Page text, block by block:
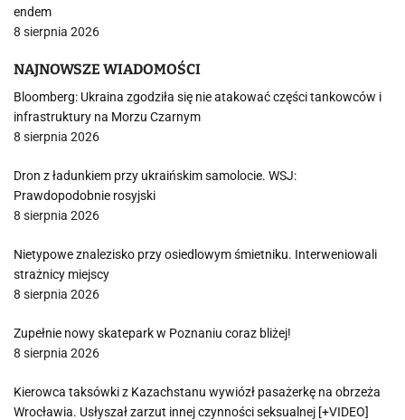
endem
8 sierpnia 2026
NAJNOWSZE WIADOMOŚCI
Bloomberg: Ukraina zgodziła się nie atakować części tankowców i
infrastruktury na Morzu Czarnym
8 sierpnia 2026
Dron z ładunkiem przy ukraińskim samolocie. WSJ:
Prawdopodobnie rosyjski
8 sierpnia 2026
Nietypowe znalezisko przy osiedlowym śmietniku. Interweniowali
strażnicy miejscy
8 sierpnia 2026
Zupełnie nowy skatepark w Poznaniu coraz bliżej!
8 sierpnia 2026
Kierowca taksówki z Kazachstanu wywiózł pasażerkę na obrzeża
Wrocławia. Usłyszał zarzut innej czynności seksualnej [+VIDEO]